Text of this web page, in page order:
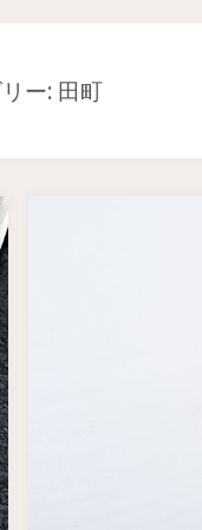
ー: 田町